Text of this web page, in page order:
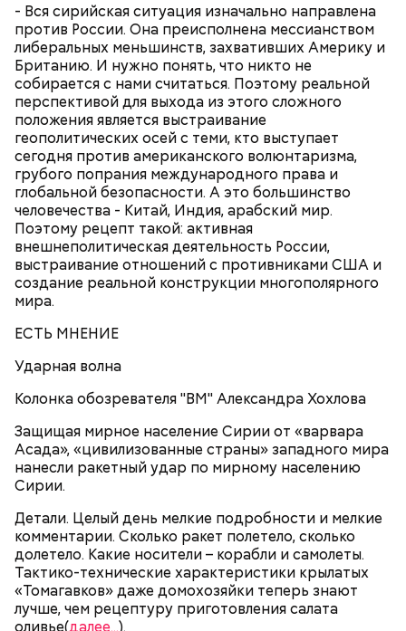
- Вся сирийская ситуация изначально направлена
против России. Она преисполнена мессианством
либеральных меньшинств, захвативших Америку и
Британию. И нужно понять, что никто не
собирается с нами считаться. Поэтому реальной
перспективой для выхода из этого сложного
положения является выстраивание
геополитических осей с теми, кто выступает
сегодня против американского волюнтаризма,
грубого попрания международного права и
глобальной безопасности. А это большинство
человечества - Китай, Индия, арабский мир.
Поэтому рецепт такой: активная
внешнеполитическая деятельность России,
выстраивание отношений с противниками США и
создание реальной конструкции многополярного
мира.
ЕСТЬ МНЕНИЕ
Ударная волна
Колонка обозревателя "ВМ" Александра Хохлова
Защищая мирное население Сирии от «варвара
Асада», «цивилизованные страны» западного мира
нанесли ракетный удар по мирному населению
Сирии.
Детали. Целый день мелкие подробности и мелкие
комментарии. Сколько ракет полетело, сколько
долетело. Какие носители – корабли и самолеты.
Тактико-технические характеристики крылатых
«Томагавков» даже домохозяйки теперь знают
лучше, чем рецептуру приготовления салата
оливье(далее...).
А еще, удержав меч палача, святой Николай спас от
смерти трех мужей, невинно осужденных
корыстолюбивым градоначальником.
За свою земную жизнь он совершил множество
добрых дел во славу Божию.
2-3 картофелины,
1 некрупное яблоко,
1 некрупный помидор,
салатная заправка.
Очищенный сырой салатный сельдерей
нашинковать соломкой. Яблоки очистить от
кожицы и семян, нарезать ломтиками. Так же
нарезать вареный картофель. Продукты
перемешать, полить салатной заправкой, выложить
в салатник горкой и украсить веточками
сельдерея, кусочками свежих помидоров и
ломтиками яблок.